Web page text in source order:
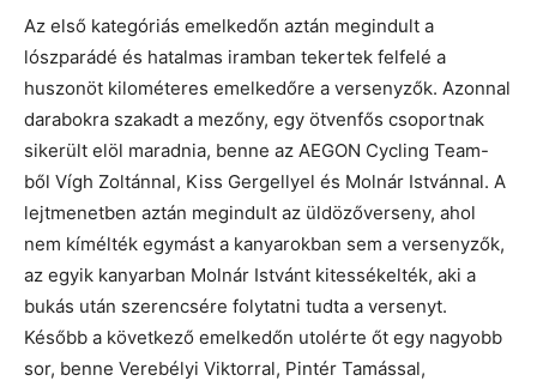
Az első kategóriás emelkedőn aztán megindult a
lószparádé és hatalmas iramban tekertek felfelé a
huszonöt kilométeres emelkedőre a versenyzők. Azonnal
darabokra szakadt a mezőny, egy ötvenfős csoportnak
sikerült elöl maradnia, benne az AEGON Cycling Team-
ből Vígh Zoltánnal, Kiss Gergellyel és Molnár Istvánnal. A
lejtmenetben aztán megindult az üldözőverseny, ahol
nem kímélték egymást a kanyarokban sem a versenyzők,
az egyik kanyarban Molnár Istvánt kitessékelték, aki a
bukás után szerencsére folytatni tudta a versenyt.
Később a következő emelkedőn utolérte őt egy nagyobb
sor, benne Verebélyi Viktorral, Pintér Tamással,